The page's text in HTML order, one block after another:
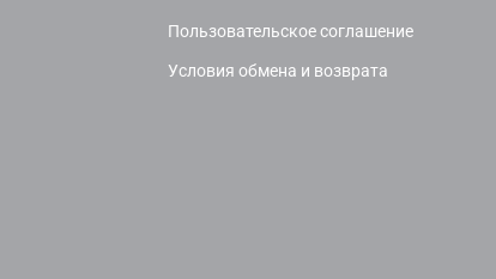
Пользовательское соглашение
Условия обмена и возврата